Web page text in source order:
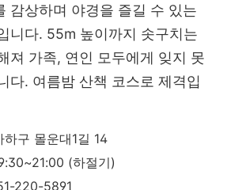
감상하며 야경을 즐길 수 있는
니다. 55m 높이까지 솟구치는
져 가족, 연인 모두에게 잊지 못
다. 여름밤 산책 코스로 제격입
하구 몰운대1길 14
(하절기)
220-5891